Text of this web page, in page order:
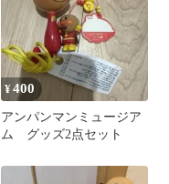
¥400
アンパンマンミュージア
ム グッズ2点セット